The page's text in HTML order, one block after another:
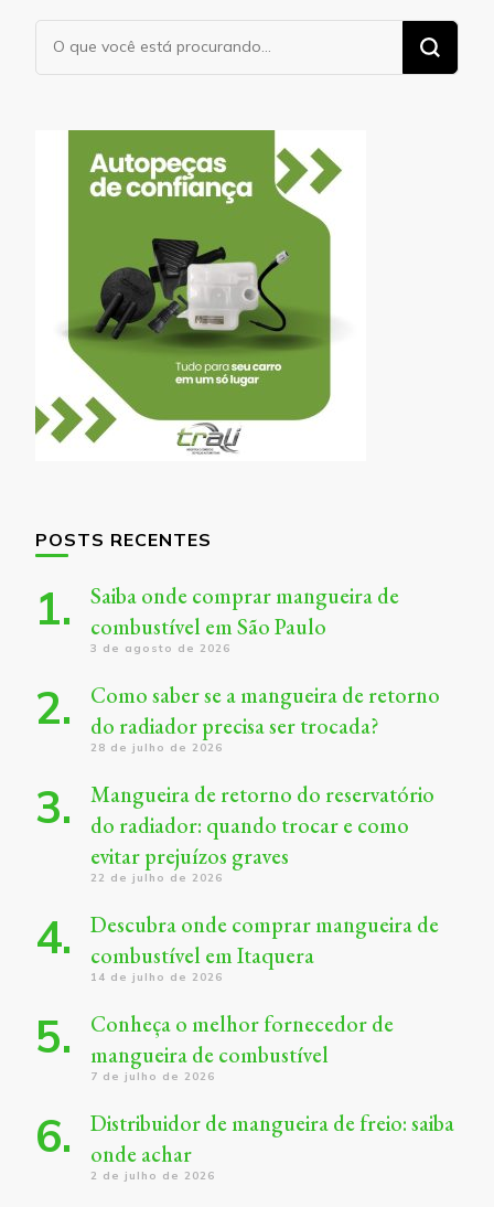
Procurando
algo?
POSTS RECENTES
Saiba onde comprar mangueira de
combustível em São Paulo
3 de agosto de 2026
Como saber se a mangueira de retorno
do radiador precisa ser trocada?
28 de julho de 2026
Mangueira de retorno do reservatório
do radiador: quando trocar e como
evitar prejuízos graves
22 de julho de 2026
Descubra onde comprar mangueira de
combustível em Itaquera
14 de julho de 2026
Conheça o melhor fornecedor de
mangueira de combustível
7 de julho de 2026
Distribuidor de mangueira de freio: saiba
onde achar
2 de julho de 2026